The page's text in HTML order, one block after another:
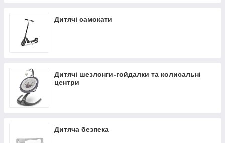
Дитячі самокати
Дитячі шезлонги-гойдалки та колисальні
центри
Дитяча безпека